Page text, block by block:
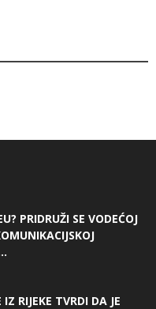
PRIDRUŽI SE VODEĆOJ
IZ RIJEKE TVRDI DA JE